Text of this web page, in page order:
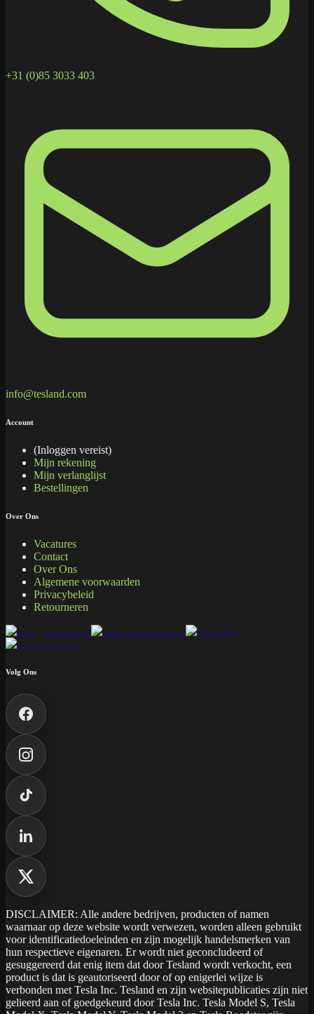
+31 (0)85 3033 403
info@tesland.com
Account
(Inloggen vereist)
Mijn rekening
Mijn verlanglijst
Bestellingen
Over Ons
Vacatures
Contact
Over Ons
Algemene voorwaarden
Privacybeleid
Retourneren
Volg Ons
DISCLAIMER: Alle andere bedrijven, producten of namen
waarnaar op deze website wordt verwezen, worden alleen gebruikt
voor identificatiedoeleinden en zijn mogelijk handelsmerken van
hun respectieve eigenaren. Er wordt niet geconcludeerd of
gesuggereerd dat enig item dat door Tesland wordt verkocht, een
product is dat is geautoriseerd door of op enigerlei wijze is
verbonden met Tesla Inc. Tesland en zijn websitepublicaties zijn niet
gelieerd aan of goedgekeurd door Tesla Inc. Tesla Model S, Tesla